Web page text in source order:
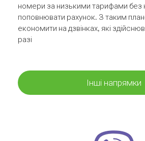
номери за низькими тарифами без
поповнювати рахунок. З таким
економити на дзвінках, які
разі
Інші напрямки